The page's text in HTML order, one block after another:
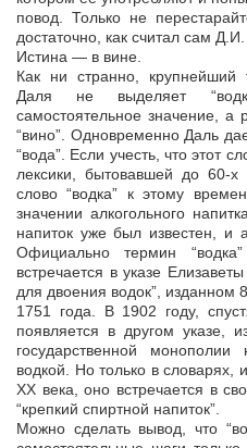
повод. Только не
достаточно, как считал сам
Истина — в вине.
Как ни странно, крупнейший
Даля не выделяет
самостоятельное значение, а
“вино”. Одновременно Даль
“вода”. Если учесть, что этот
лексики, бытовавшей до 60-х
слово “водка” к этому
значении алкогольного
напиток уже был известен, и
Официально термин
встречается в указе
для двоения водок”, изданном
1751 года. В 1902 году,
появляется в другом указе,
государственной
водкой. Но только в
XX века, оно встречается в
“крепкий спиртной напиток”.
Можно сделать вывод, что